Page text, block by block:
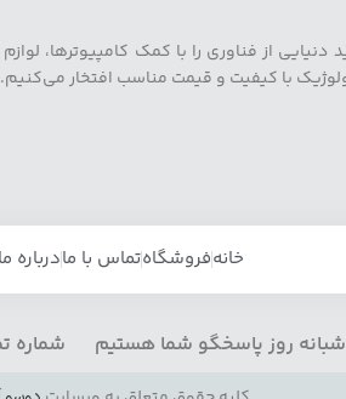
از فناوری را با کمک کامپیوترها، لوازم
با کیفیت و قیمت مناسب افتخار می‌کنیم.
خانهفروشگاهتماس با مادرباره